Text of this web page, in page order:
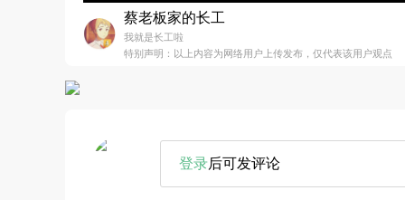
蔡老板家的长工
我就是长工啦
特别声明：以上内容为网络用户上传发布，仅代表该用户观点
登录后可发评论